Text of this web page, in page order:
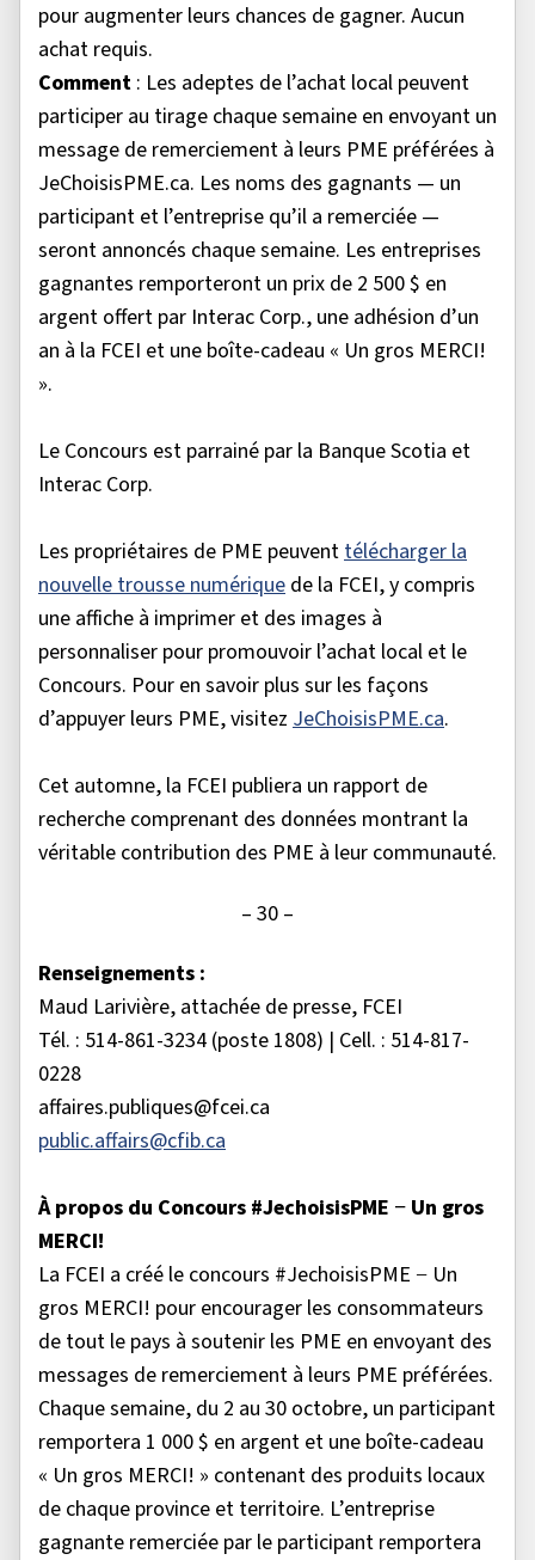
pour augmenter leurs chances de gagner. Aucun
achat requis.
Comment : Les adeptes de l’achat local peuvent
participer au tirage chaque semaine en envoyant un
message de remerciement à leurs PME préférées à
JeChoisisPME.ca. Les noms des gagnants — un
participant et l’entreprise qu’il a remerciée —
seront annoncés chaque semaine. Les entreprises
gagnantes remporteront un prix de 2 500 $ en
argent offert par Interac Corp., une adhésion d’un
an à la FCEI et une boîte-cadeau « Un gros MERCI!
».
Le Concours est parrainé par la Banque Scotia et
Interac Corp.
Les propriétaires de PME peuventtélécharger la
nouvelle trousse numérique de la FCEI, y compris
une affiche à imprimer et des images à
personnaliser pour promouvoir l’achat local et le
Concours. Pour en savoir plus sur les façons
d’appuyer leurs PME, visitez JeChoisisPME.ca.
Cet automne, la FCEI publiera un rapport de
recherche comprenant des données montrant la
véritable contribution des PME à leur communauté.
– 30 –
Renseignements :
Maud Larivière, attachée de presse, FCEI
Tél. : 514-861-3234 (poste 1808) | Cell. : 514-817-
0228
affaires.publiques@fcei.ca
public.affairs@cfib.ca
À propos du Concours #JechoisisPME − Un gros
MERCI!
La FCEI a créé le concours #JechoisisPME − Un
gros MERCI! pour encourager les consommateurs
de tout le pays à soutenir les PME en envoyant des
messages de remerciement à leurs PME préférées.
Chaque semaine, du 2 au 30 octobre, un participant
remportera 1 000 $ en argent et une boîte-cadeau
« Un gros MERCI! » contenant des produits locaux
de chaque province et territoire. L’entreprise
gagnante remerciée par le participant remportera